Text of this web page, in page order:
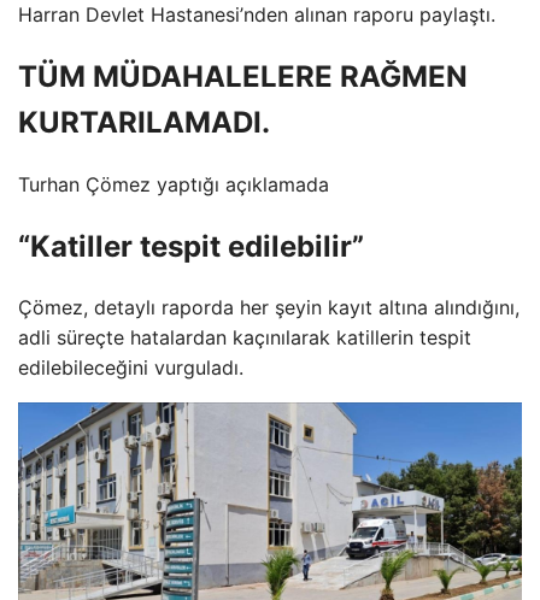
Harran Devlet Hastanesi’nden alınan raporu paylaştı.
TÜM MÜDAHALELERE RAĞMEN
KURTARILAMADI.
Turhan Çömez yaptığı açıklamada
“Katiller tespit edilebilir”
Çömez, detaylı raporda her şeyin kayıt altına alındığını,
adli süreçte hatalardan kaçınılarak katillerin tespit
edilebileceğini vurguladı.